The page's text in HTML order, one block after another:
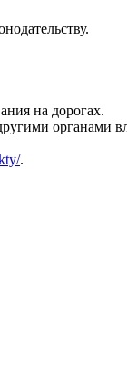
на дорогах.
органами
.